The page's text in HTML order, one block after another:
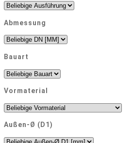
Abmessung
Bauart
Vormaterial
Außen-Ø (D1)